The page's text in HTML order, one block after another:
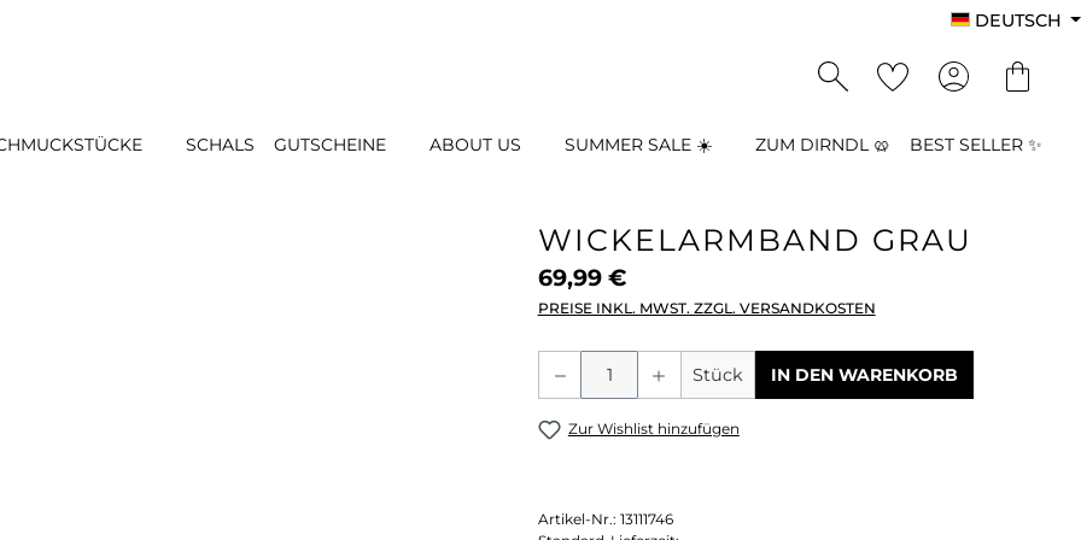
DEUTSCH
SCHALS GUTSCHEINE ABOUT US SUMMER SALE ☀️ ZUM DIRNDL 🥨 BEST SELLER ✨
WICKELARMBAND GRAU
69,99 €
PREISE INKL. MWST. ZZGL. VERSANDKOSTEN
Produkt Anzahl: Gib den
Stück IN DEN WARENKORB
Zur Wishlist hinzufügen
Artikel-Nr.: 13111746